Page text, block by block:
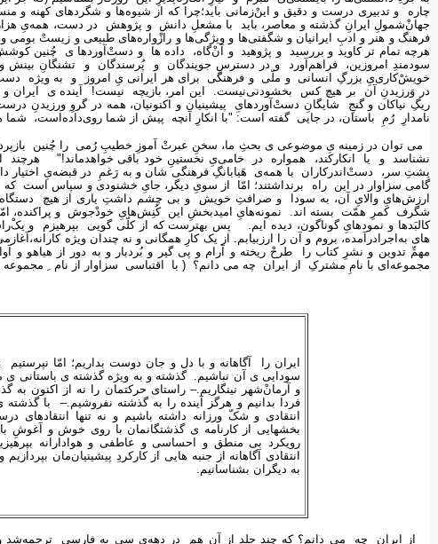
چاره و تدبیری درست و دقیق و اینْ‌زمانی باید؛چرا که از شیوه‌ها و شگردهای کهنه و
جهانْ‌شمولِ ایرانِ گذشته و معاصر، باید با مشعلِ دانش و پژوهش در دست، همه‌یِ
فرهنگ و هنر و ادبِ ایرانیان و شگفتی‌ها و ویژگی‌ها و رازْواره‌های طبیعی و زیستْ
هرچه تمام تر کاوید و بررسید و پژوهید و آنْ‌گاه، داده ها و دستْ‌آوردها ی چُنین
سودمندِ امروزین، فراهم‌آورد و در دسترسِ جویندگان و پُرسندگان و تشنگانِ
خویشْ‌کاری‌یِ بزرگِ انسانی و ملّی و فرهنگی برای هر ایرانی یِ امروز و به ویژه
در وَرزیدنِ آن بر هیچ کس بخشودنی‌نیست. این امر، بازیچه نیست! آینده ی
ریگِ نیاکان و گنجِ شایگانِ دستْ‌آوردهایِ پیشینیان و اکنونیان، همه در گروِ
نامدارِ رُمِ باستان، در جایی گفته است: "با انکارِ آنچه پیش از شما روی‌داده‌است،
می توان در زمینه یِ موضوعی ی بحثِ ما، سخنِ عبرتْ آموزِ خطیبِ رُمی را چُنین
نشناسد و یا انکارکند، همواره در خامی‌یِ نخستینِ خود باقی خواهدماند!"
پشتِ سر، دستْ‌اندرکاران با همه‌ی هَیابانگِ فرهنگی شان و به رَغمِ در قبضه‌یِ اختیار
گامی سزاوار در این راه برنداشتند؛ امّا از سویِ دیگر، جایِ خشنودی و سپاس است که
ارزش‌هایِ والایِ آن، به سودا و صرافتِ خویش و بی چشم داشتِ یاری از هیچ دستگاه
شگرف کمرِ همّت بسته اند. نمونه‌هایِ امیدبخشِ این کُنِش‌هایِ خودْجوش و پراکنده،
کالبَدها و نمودهایِ گوناگون، دیده ایم. پس بهترست که از کلّی گویی بپرهیزم و
های به‌اجرا‌درآمده، بروم و آن را ارزبیابم. از یک کارِ همگانی و نه چندان ویژه
مهمِّ تدوین و نشرِ کتاب را طرحْ ریخته و آرام و پی گیر و بُردبار و به دور از هیاهو و
مجموعه‌ای با نامِ مشترکِ از ایران چه می دانم؟ ( با اقتباسی سزاوار از نام
ایران را آگاهانه و با دل و جان دوست بداریم؛ امّا
سودایی ی آن نباشیم. گذشته و به ویژه گذشته ی باستانی ی
و آرمانْ‌شهر نینگاریم.– راستای حرکتمان را نه از اکنون به
فردا بدانیم و هرگز آینده را به گذشته نفروشیم.– با
انتقادی و شکّ ورزانه داشته باشیم و نه تنها انتقادهای
بخشهایی از کارنامه ی گذشتگانمان با روی خوش و آغوشِ باز
رویکرد بی منطق و احساسی و عاطفی و هوادارانه
انتقادی آگاهانه از جنبه هایی از کارکردِ پیشینیان‌مان
به دیگران بشناسانیم.